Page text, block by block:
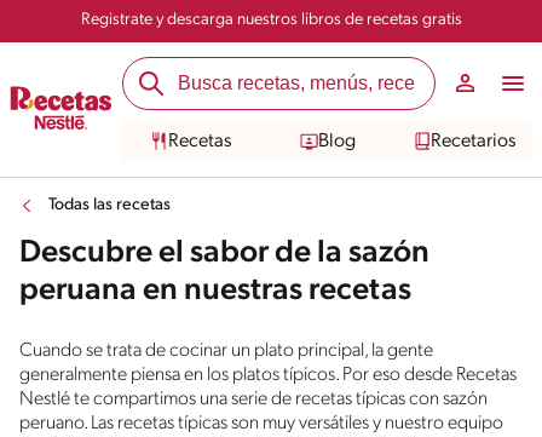
Registrate y descarga nuestros libros de recetas gratis
Recetas Blog Recetarios
Todas las recetas
Descubre el sabor de la sazón
peruana en nuestras recetas
Cuando se trata de cocinar un plato principal, la gente
generalmente piensa en los platos típicos. Por eso desde Recetas
Nestlé te compartimos una serie de recetas típicas con sazón
peruano. Las recetas típicas son muy versátiles y nuestro equipo